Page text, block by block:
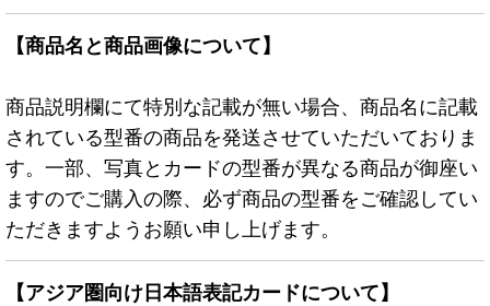
【商品名と商品画像について】
商品説明欄にて特別な記載が無い場合、商品名に記載
されている型番の商品を発送させていただいておりま
す。一部、写真とカードの型番が異なる商品が御座い
ますのでご購入の際、必ず商品の型番をご確認してい
ただきますようお願い申し上げます。
【アジア圏向け日本語表記カードについて】